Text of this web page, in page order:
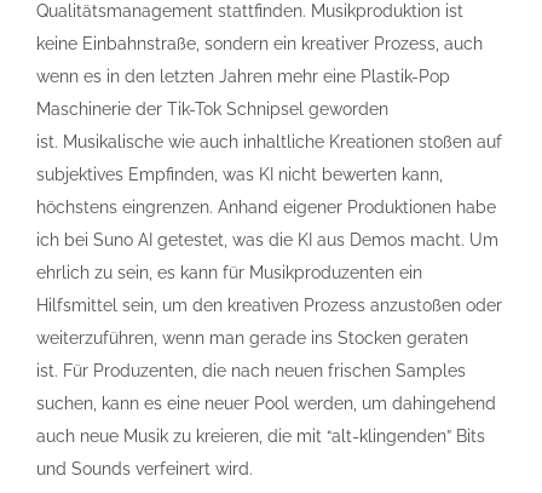
Qualitätsmanagement stattfinden. Musikproduktion ist
keine Einbahnstraße, sondern ein kreativer Prozess, auch
wenn es in den letzten Jahren mehr eine Plastik-Pop
Maschinerie der Tik-Tok Schnipsel geworden
ist. Musikalische wie auch inhaltliche Kreationen stoßen auf
subjektives Empfinden, was KI nicht bewerten kann,
höchstens eingrenzen. Anhand eigener Produktionen habe
ich bei Suno AI getestet, was die KI aus Demos macht. Um
ehrlich zu sein, es kann für Musikproduzenten ein
Hilfsmittel sein, um den kreativen Prozess anzustoßen oder
weiterzuführen, wenn man gerade ins Stocken geraten
ist. Für Produzenten, die nach neuen frischen Samples
suchen, kann es eine neuer Pool werden, um dahingehend
auch neue Musik zu kreieren, die mit “alt-klingenden” Bits
und Sounds verfeinert wird.